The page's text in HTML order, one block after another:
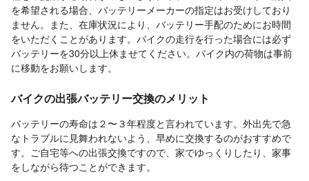
を希望される場合、バッテリーメーカーの指定はお受けしており
ません。また、在庫状況により、バッテリー手配のためにお時間
をいただくことがあります。バイクの走行を行った場合には必ず
バッテリーを30分以上休ませてください。バイク内の荷物は事前
に移動をお願いします。
バイクの出張バッテリー交換のメリット
バッテリーの寿命は２〜３年程度と言われています。外出先で急
なトラブルに見舞われないよう、早めに交換するのがおすすめで
す。ご自宅等への出張交換ですので、家でゆっくりしたり、家事
をしながら待つことができます。